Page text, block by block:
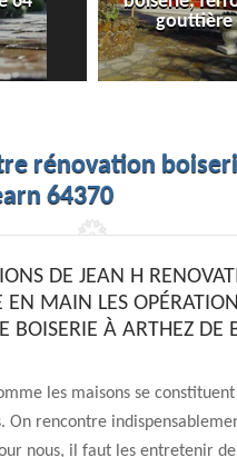
64
rénovation
64370
DE JEAN H
EN MAIN LES
BOISERIE À ARTHEZ DE
les maisons se
On rencontre
nous, il faut les entretenir